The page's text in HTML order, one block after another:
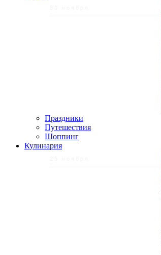
Праздники
Путешествия
Шоппинг
Кулинария